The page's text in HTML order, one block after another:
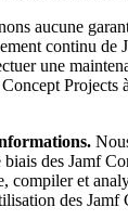
aucune
continu de
une
Projects
des Jamf
compiler et
des Jamf